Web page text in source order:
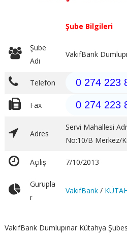
Şube Bilgileri
Şube
Adı
VakıfBank
Telefon 0 274 223
Fax 0 274 223
Adres
Servi Mahallesi
No:10/B Merkez/
Açılış 7/10/2013
Gurupla
r
VakıfBank/
VakıfBank Dumlupınar Kütahya